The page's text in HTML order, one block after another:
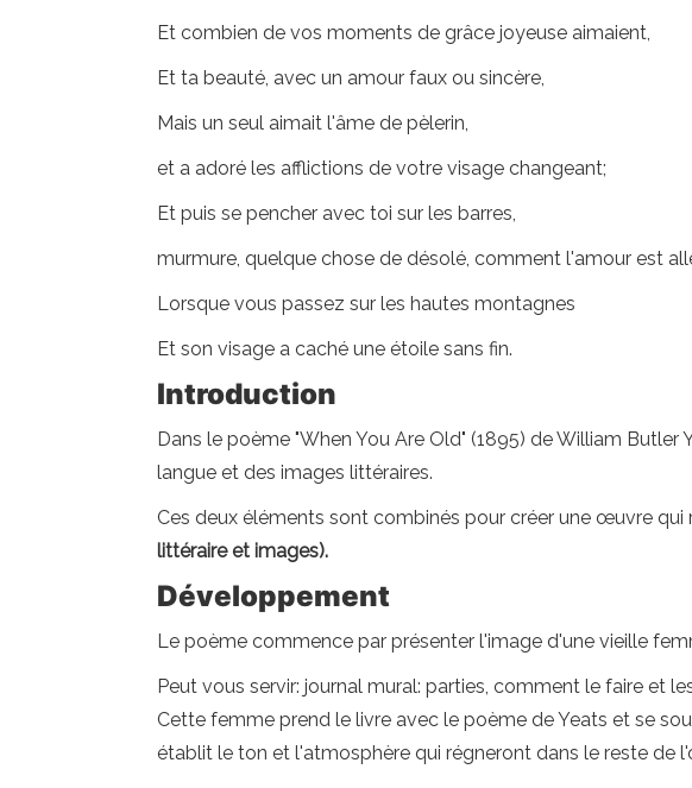
Et combien de vos moments de grâce joyeuse aimaient,
Et ta beauté, avec un amour faux ou sincère,
Mais un seul aimait l'âme de pèlerin,
et a adoré les afflictions de votre visage changeant;
Et puis se pencher avec toi sur les barres,
murmure, quelque chose de désolé, comment l'amour est
Lorsque vous passez sur les hautes montagnes
Et son visage a caché une étoile sans fin.
Introduction
Dans le poème "When You Are Old" (1895) de William
langue et des images littéraires.
Ces deux éléments sont combinés pour créer une œuvre
littéraire et images).
Développement
Le poème commence par présenter l'image d'une vieille
Peut vous servir: journal mural: parties, comment le faire et
Cette femme prend le livre avec le poème de Yeats et se
établit le ton et l'atmosphère qui régneront dans le reste de